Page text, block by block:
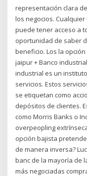
representación clara
los negocios.
puede tener acceso a
oportunidad de saber
beneficio. Los la
jaipur + Banco
industrial es un
servicios. Estos
se etiquetan como
depósitos de clientes.
como Morris Banks o
overpeopling
opción bajista
de manera inversa?
banc de la mayoría de
más negociadas